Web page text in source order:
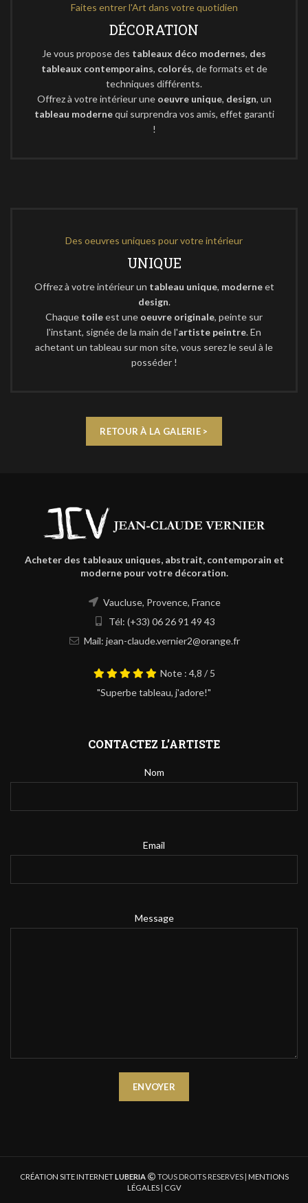
Faites entrer l'Art dans votre quotidien
DÉCORATION
Je vous propose des tableaux déco modernes, des
tableaux contemporains, colorés, de formats et de
techniques différents.
Offrez à votre intérieur une oeuvre unique, design, un
tableau modernequi surprendra vos amis, effet garanti
!
Des oeuvres uniques pour votre intérieur
UNIQUE
Offrez à votre intérieur un tableau unique, moderneet
design.
Chaque toileest une oeuvre originale, peinte sur
l'instant, signée de la main de l'artiste peintre. En
achetant un tableau sur mon site, vous serez le seul à le
posséder !
RETOUR À LA GALERIE >
Acheter des tableaux uniques, abstrait, contemporain et
moderne pour votre décoration.
Vaucluse, Provence, France
Tél: (+33) 06 26 91 49 43
Mail: jean-claude.vernier2@orange.fr
Note : 4,8 / 5
"Superbe tableau, j'adore!"
CONTACTEZ L’ARTISTE
Nom
Email
Message
CRÉATION SITE INTERNETLUBERIA TOUS DROITS RESERVES | MENTIONS
LÉGALES| CGV